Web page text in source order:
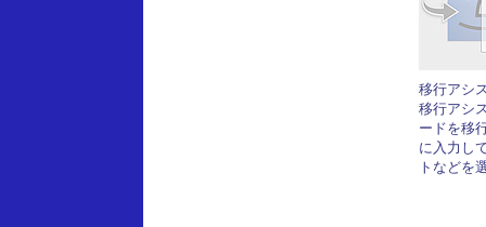
移行アシ
移行アシ
ードを移
に入力し
トなどを